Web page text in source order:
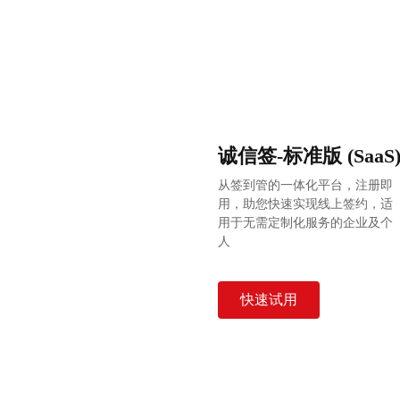
诚信签-标准版
从签到管的一体化平台，注册即
用，助您快速实现线上签约，适
用于无需定制化服务的企业及个
人
快速试用